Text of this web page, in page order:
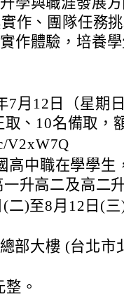
作、團隊任務
作體驗，培養
月12日（星期
、10名備取，
V2xW7Q
高中職在學學生
升高二及高二
二)至8月12日(
部大樓 (台北市
。